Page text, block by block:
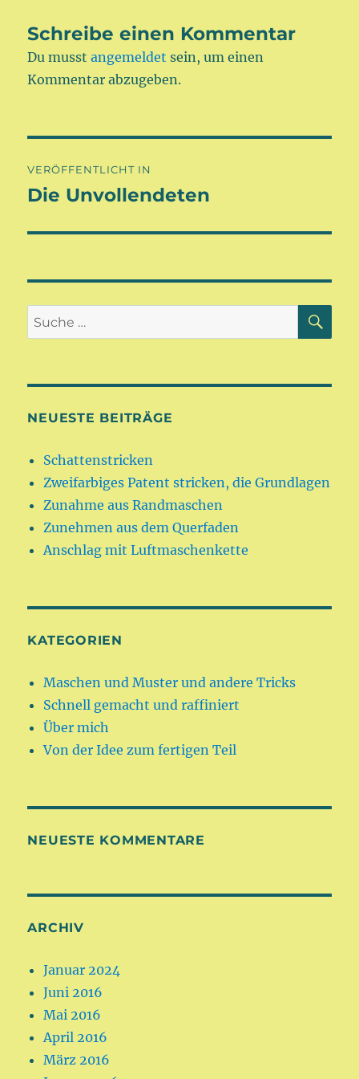
Schreibe einen Kommentar
Du musstangemeldet sein, um einen
Kommentar abzugeben.
VERÖFFENTLICHT IN
Die Unvollendeten
Suche
nach:
NEUESTE BEITRÄGE
Schattenstricken
Zweifarbiges Patent stricken, die Grundlagen
Zunahme aus Randmaschen
Zunehmen aus dem Querfaden
Anschlag mit Luftmaschenkette
KATEGORIEN
Maschen und Muster und andere Tricks
Schnell gemacht und raffiniert
Über mich
Von der Idee zum fertigen Teil
NEUESTE KOMMENTARE
ARCHIV
Januar 2024
Juni 2016
Mai 2016
April 2016
März 2016